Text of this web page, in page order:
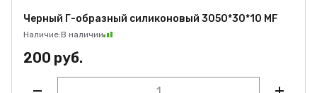
Черный Г-образный силиконовый 3050*30*10 MF
Наличие:В наличии
200 руб.